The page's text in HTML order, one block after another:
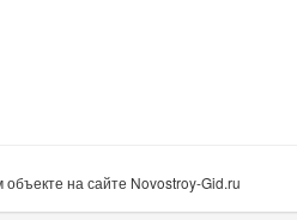
на сайте Novostroy-Gid.ru